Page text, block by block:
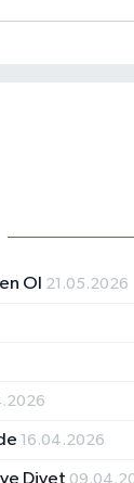
Ol 21.05.2026
16.04.2026
Diyet